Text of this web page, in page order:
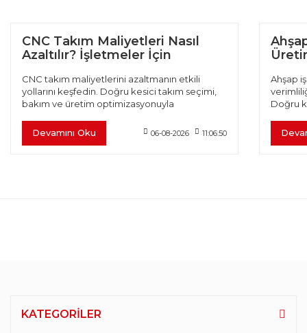
CNC Takım Maliyetleri Nasıl
Azaltılır? İşletmeler İçin
CNC takım maliyetlerini azaltmanın etkili
yollarını keşfedin. Doğru kesici takım seçimi,
bakım ve üretim optimizasyonuyla
Devamını Oku
06-08-2026 11:06:50
Ahşap
Doğru
KATEGORİLER